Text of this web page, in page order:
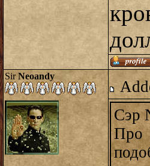
SirNeoandy
Сэр
Про